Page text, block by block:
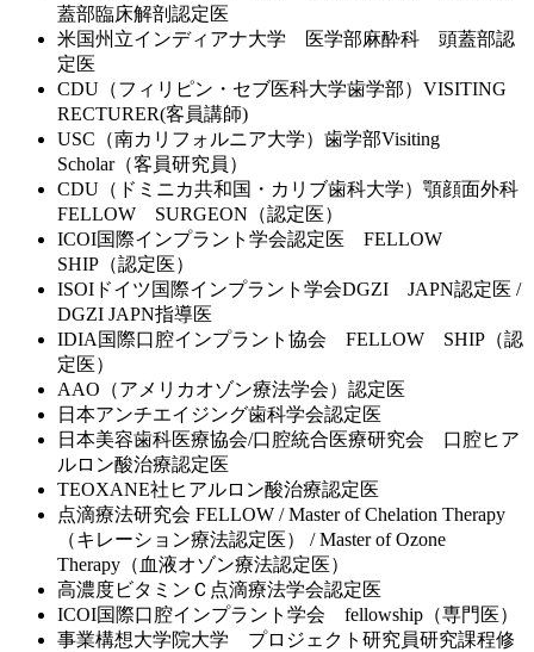
蓋部臨床解剖認定医
米国州立インディアナ大学 医学部麻酔科 頭蓋部認
定医
CDU（フィリピン・セブ医科大学歯学部）VISITING
RECTURER(客員講師)
USC（南カリフォルニア大学）歯学部Visiting
Scholar（客員研究員）
CDU（ドミニカ共和国・カリブ歯科大学）顎顔面外科
FELLOW SURGEON（認定医）
ICOI国際インプラント学会認定医 FELLOW
SHIP（認定医）
ISOIドイツ国際インプラント学会DGZI JAPN認定医 /
DGZI JAPN指導医
IDIA国際口腔インプラント協会 FELLOW SHIP（認
定医）
AAO（アメリカオゾン療法学会）認定医
日本アンチエイジング歯科学会認定医
日本美容歯科医療協会/口腔統合医療研究会 口腔ヒア
ルロン酸治療認定医
TEOXANE社ヒアルロン酸治療認定医
点滴療法研究会 FELLOW / Master of Chelation Therapy
（キレーション療法認定医） / Master of Ozone
Therapy（血液オゾン療法認定医）
高濃度ビタミンＣ点滴療法学会認定医
ICOI国際口腔インプラント学会 fellowship（専門医）
事業構想大学院大学 プロジェクト研究員研究課程修